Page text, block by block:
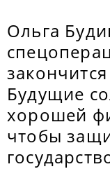
Ольга
Будущие
хорошей
чтобы